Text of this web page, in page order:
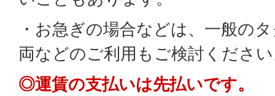
・お急ぎの場合などは、一般の
両などのご利用もご検討くださ
◎運賃の支払いは先払いです。